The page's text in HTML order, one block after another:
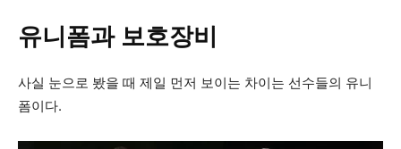
유니폼과 보호장비
사실 눈으로 봤을 때 제일 먼저 보이는 차이는 선수들의 유니
폼이다.